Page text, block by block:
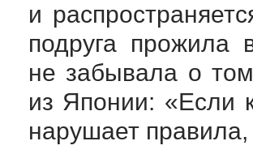
и
подруга прожила
не забывала о
из Японии: «Если
нарушает правила,